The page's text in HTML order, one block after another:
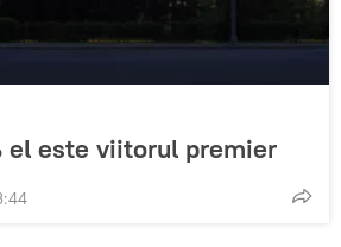
el este viitorul premier